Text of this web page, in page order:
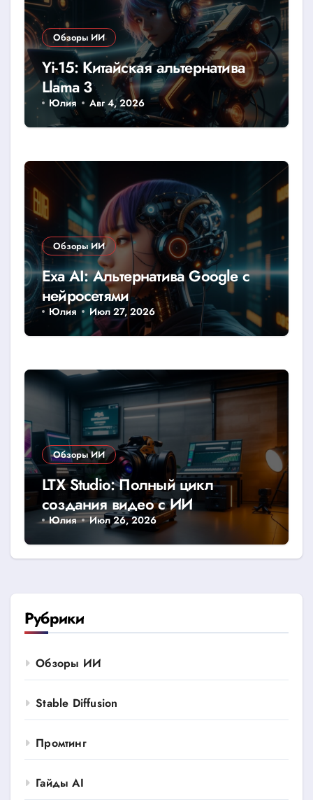
Обзоры ИИ
Yi-15: Китайская альтернатива
Llama 3
Юлия Авг 4, 2026
Обзоры ИИ
Exa AI: Альтернатива Google с
нейросетями
Юлия Июл 27, 2026
Обзоры ИИ
LTX Studio: Полный цикл
создания видео с ИИ
Юлия Июл 26, 2026
Рубрики
Обзоры ИИ
Stable Diffusion
Промтинг
Гайды AI